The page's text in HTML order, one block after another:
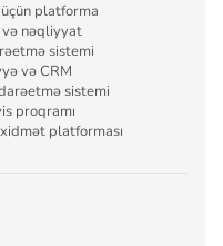
platforma
nəqliyyat
sistemi
və CRM
sistemi
proqramı
platforması